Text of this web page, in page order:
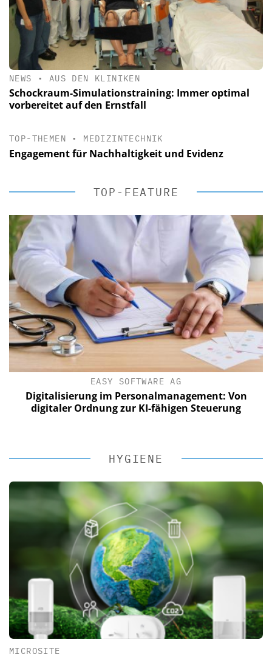
NEWS • AUS DEN KLINIKEN
Schockraum-Simulationstraining: Immer optimal
vorbereitet auf den Ernstfall
TOP-THEMEN • MEDIZINTECHNIK
Engagement für Nachhaltigkeit und Evidenz
TOP-FEATURE
EASY SOFTWARE AG
Digitalisierung im Personalmanagement: Von
digitaler Ordnung zur KI-fähigen Steuerung
HYGIENE
MICROSITE